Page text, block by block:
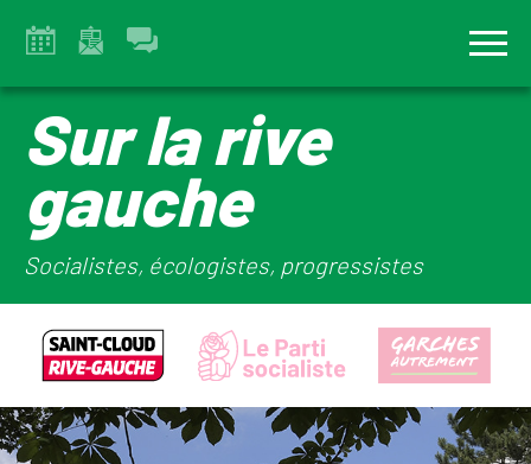
Sur la rive
gauche
Socialistes, écologistes, progressistes